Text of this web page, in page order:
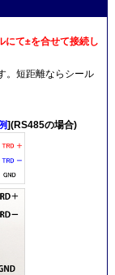
にて±を合せて接続し
。短距離ならシール
](RS485の場合)